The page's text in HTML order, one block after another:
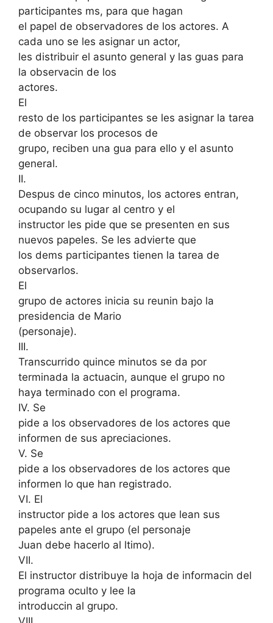
participantes ms, para que hagan
el papel de observadores de los actores. A
cada uno se les asignar un actor,
les distribuir el asunto general y las guas para
la observacin de los
actores.
El
resto de los participantes se les asignar la tarea
de observar los procesos de
grupo, reciben una gua para ello y el asunto
general.
II.
Despus de cinco minutos, los actores entran,
ocupando su lugar al centro y el
instructor les pide que se presenten en sus
nuevos papeles. Se les advierte que
los dems participantes tienen la tarea de
observarlos.
El
grupo de actores inicia su reunin bajo la
presidencia de Mario
(personaje).
III.
Transcurrido quince minutos se da por
terminada la actuacin, aunque el grupo no
haya terminado con el programa.
IV. Se
pide a los observadores de los actores que
informen de sus apreciaciones.
V. Se
pide a los observadores de los actores que
informen lo que han registrado.
VI. El
instructor pide a los actores que lean sus
papeles ante el grupo (el personaje
Juan debe hacerlo al ltimo).
VII.
El instructor distribuye la hoja de informacin del
programa oculto y lee la
introduccin al grupo.